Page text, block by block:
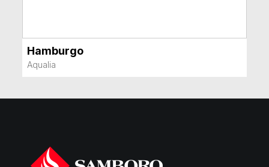
Hamburgo
Aqualia